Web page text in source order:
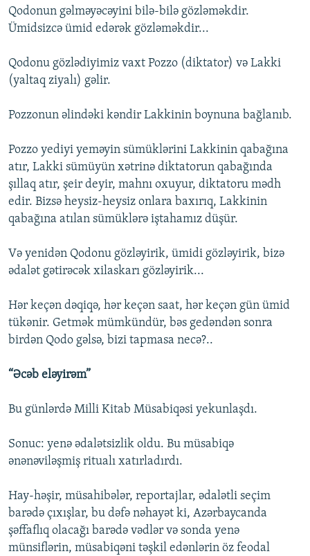
Qodonun gəlməyəcəyini bilə-bilə gözləməkdir.
Ümidsizcə ümid edərək gözləməkdir...
Qodonu gözlədiyimiz vaxt Pozzo (diktator) və Lakki
(yaltaq ziyalı) gəlir.
Pozzonun əlindəki kəndir Lakkinin boynuna bağlanıb.
Pozzo yediyi yeməyin sümüklərini Lakkinin qabağına
atır, Lakki sümüyün xətrinə diktatorun qabağında
şıllaq atır, şeir deyir, mahnı oxuyur, diktatoru mədh
edir. Bizsə heysiz-heysiz onlara baxırıq, Lakkinin
qabağına atılan sümüklərə iştahamız düşür.
Və yenidən Qodonu gözləyirik, ümidi gözləyirik, bizə
ədalət gətirəcək xilaskarı gözləyirik...
Hər keçən dəqiqə, hər keçən saat, hər keçən gün ümid
tükənir. Getmək mümkündür, bəs gedəndən sonra
birdən Qodo gəlsə, bizi tapmasa necə?..
“Əcəb eləyirəm”
Bu günlərdə Milli Kitab Müsabiqəsi yekunlaşdı.
Sonuc: yenə ədalətsizlik oldu. Bu müsabiqə
ənənəviləşmiş ritualı xatırladırdı.
Hay-həşir, müsahibələr, reportajlar, ədalətli seçim
barədə çıxışlar, bu dəfə nəhayət ki, Azərbaycanda
şəffaflıq olacağı barədə vədlər və sonda yenə
münsiflərin, müsabiqəni təşkil edənlərin öz feodal